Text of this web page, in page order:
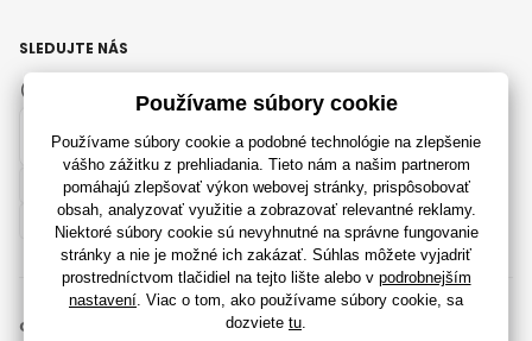
Slovensky
SLEDUJTE NÁS
Instagram
© 2018 - 2026 RajHraciek.sk, Všetky práva vyhradené